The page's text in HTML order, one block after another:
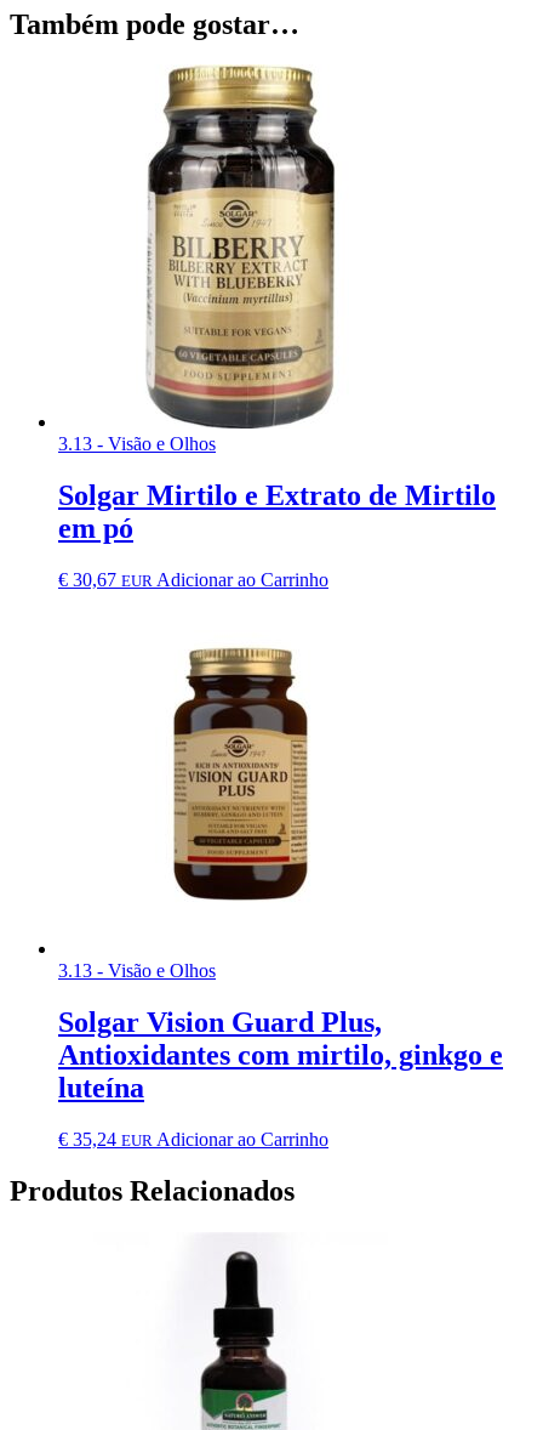
Também pode gostar…
3.13 - Visão e Olhos
Solgar Mirtilo e Extrato de Mirtilo
em pó
€ 30,67 EUR Adicionar ao Carrinho
3.13 - Visão e Olhos
Solgar Vision Guard Plus,
Antioxidantes com mirtilo, ginkgo e
luteína
€ 35,24 EUR Adicionar ao Carrinho
Produtos Relacionados